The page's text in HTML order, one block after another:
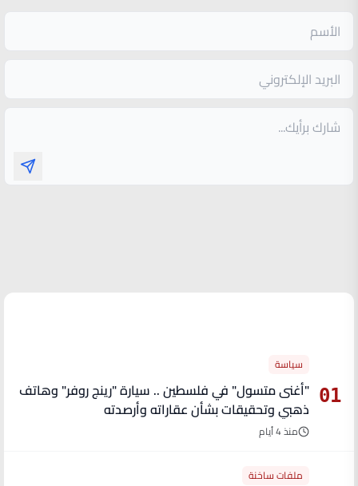
01
سياسة
"أغنى متسول" في فلسطين .. سيارة "رينج روفر" وهاتف
ذهبي وتحقيقات بشأن عقاراته وأرصدته
منذ 4 أيام
ملفات ساخنة